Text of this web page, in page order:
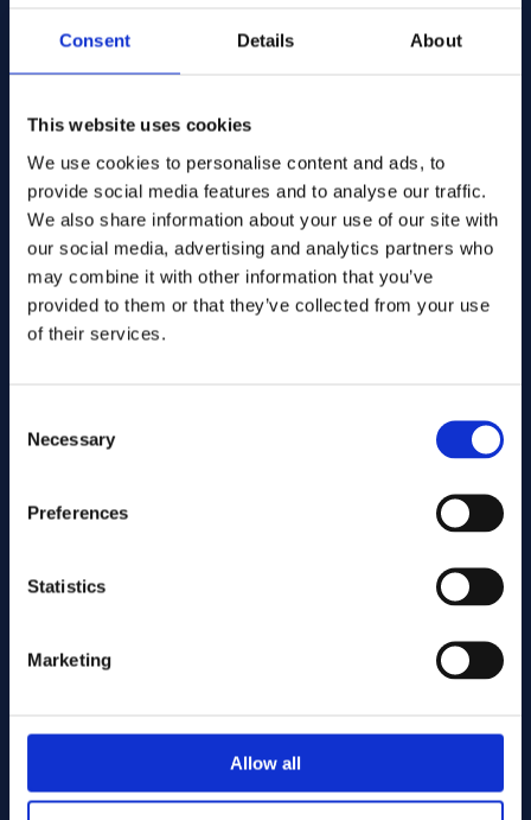
Consent Details About
This website uses cookies
We use cookies to personalise content and ads, to
provide social media features and to analyse our traffic.
We also share information about your use of our site with
our social media, advertising and analytics partners who
may combine it with other information that you’ve
provided to them or that they’ve collected from your use
of their services.
Selection
Necessary
Preferences
Statistics
Marketing
Allow all
Mesajınız
Associerade produkter